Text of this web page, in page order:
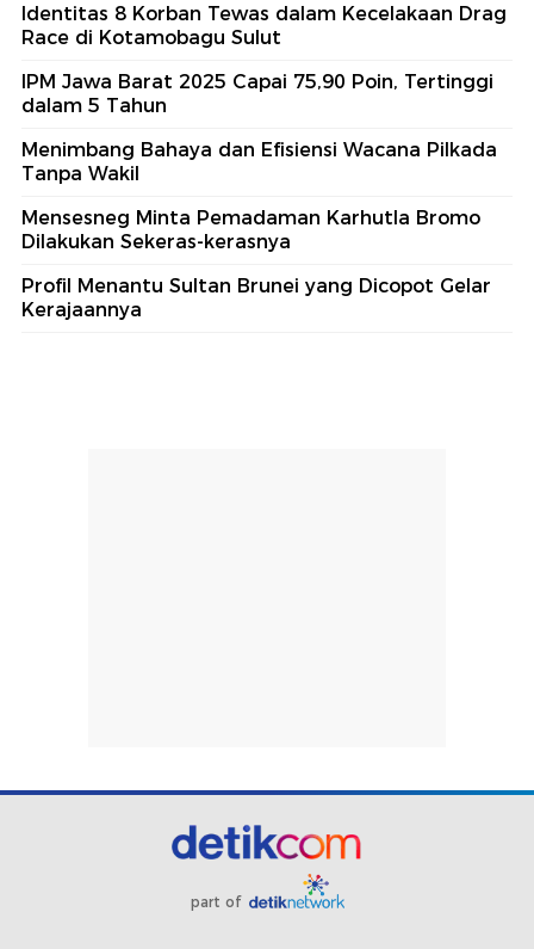
Identitas 8 Korban Tewas dalam Kecelakaan Drag
Race di Kotamobagu Sulut
IPM Jawa Barat 2025 Capai 75,90 Poin, Tertinggi
dalam 5 Tahun
Menimbang Bahaya dan Efisiensi Wacana Pilkada
Tanpa Wakil
Mensesneg Minta Pemadaman Karhutla Bromo
Dilakukan Sekeras-kerasnya
Profil Menantu Sultan Brunei yang Dicopot Gelar
Kerajaannya
part of